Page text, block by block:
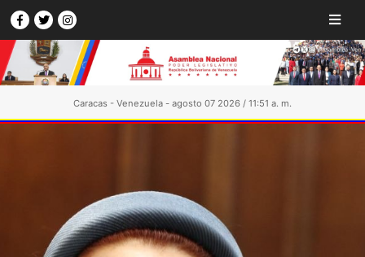
Caracas - Venezuela - agosto 07 2026 / 11:51 a. m.